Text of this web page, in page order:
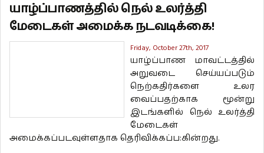
யாழ்ப்பாணத்தில் நெல் உலர்த்தி
மேடைகள் அமைக்க நடவடிக்கை!
Friday, October 27th, 2017
யாழ்ப்பாண மாவட்டத்தில்
அறுவடை செய்யப்படும்
நெற்கதிர்களை உலர
வைப்பதற்காக மூன்று
இடங்களில் நெல் உலர்த்தி
மேடைகள்
அமைக்கப்படவுள்ளதாக தெரிவிக்கப்ப:கின்றது.